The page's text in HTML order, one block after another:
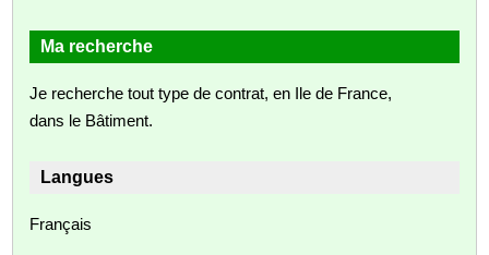
Ma recherche
Je recherche tout type de contrat, en Ile de France,
dans le Bâtiment.
Langues
Français